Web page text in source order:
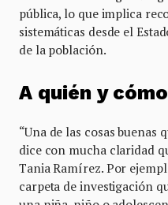
pública, lo que implica
sistemáticas desde el
de la población.
A quién y
“Una de las cosas buenas
dice con mucha claridad
Tania Ramírez. Por
carpeta de investigación